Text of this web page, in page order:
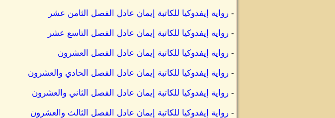
- رواية إيفدوكيا للكاتبة إيمان عادل الفصل الثامن عشر
- رواية إيفدوكيا للكاتبة إيمان عادل الفصل التاسع عشر
- رواية إيفدوكيا للكاتبة إيمان عادل الفصل العشرون
- رواية إيفدوكيا للكاتبة إيمان عادل الفصل الحادي والعشرون
- رواية إيفدوكيا للكاتبة إيمان عادل الفصل الثاني والعشرون
- رواية إيفدوكيا للكاتبة إيمان عادل الفصل الثالث والعشرون